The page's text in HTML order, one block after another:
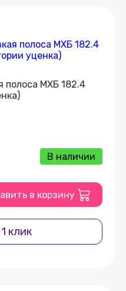
полоса МХБ 182.4
В наличии
в корзину
клик